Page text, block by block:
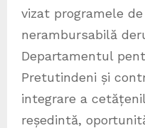
vizat programele
nerambursabilă
Departamentul
Pretutindeni și
integrare a
reședintă,